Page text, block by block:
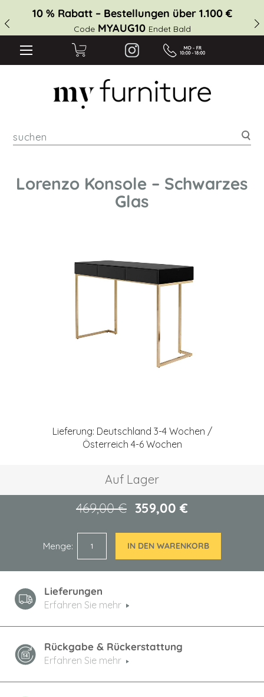
10 % Rabatt – Bestellungen über 1.100 €
CodeMYAUG10 Endet Bald
Lorenzo Konsole – Schwarzes
Glas
Lieferung: Deutschland 3-4 Wochen /
Österreich 4-6 Wochen
Auf Lager
359,00 €
469,00 €
Menge IN DEN WARENKORB
Lieferungen
Erfahren Sie mehr
Rückgabe & Rückerstattung
Erfahren Sie mehr